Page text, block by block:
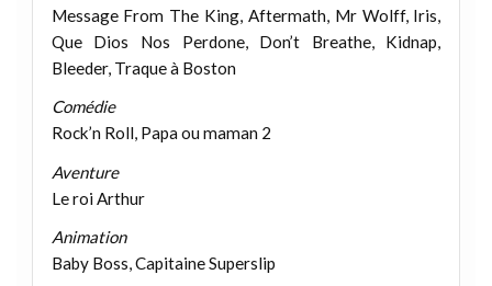
Message From The King, Aftermath, Mr Wolff, Iris,
Que Dios Nos Perdone, Don’t Breathe, Kidnap,
Bleeder, Traque à Boston
Comédie
Rock’n Roll, Papa ou maman 2
Aventure
Le roi Arthur
Animation
Baby Boss, Capitaine Superslip